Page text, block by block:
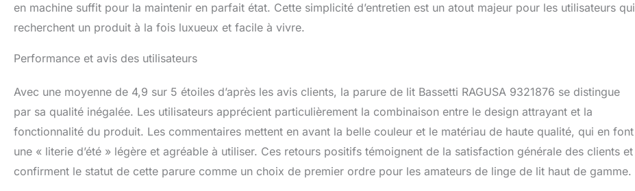
en machine suffit pour la maintenir en parfait état. Cette simplicité d’entretien est un atout majeur pour les utilisateurs qui
recherchent un produit à la fois luxueux et facile à vivre.
Performance et avis des utilisateurs
Avec une moyenne de 4,9 sur 5 étoiles d’après les avis clients, la parure de lit Bassetti RAGUSA 9321876 se distingue
par sa qualité inégalée. Les utilisateurs apprécient particulièrement la combinaison entre le design attrayant et la
fonctionnalité du produit. Les commentaires mettent en avant la belle couleur et le matériau de haute qualité, qui en font
une « literie d’été » légère et agréable à utiliser. Ces retours positifs témoignent de la satisfaction générale des clients et
confirment le statut de cette parure comme un choix de premier ordre pour les amateurs de linge de lit haut de gamme.